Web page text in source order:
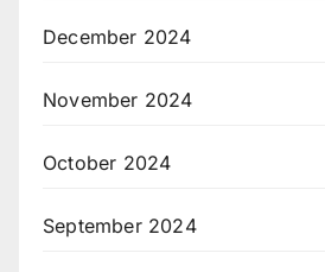
December 2024
November 2024
October 2024
September 2024